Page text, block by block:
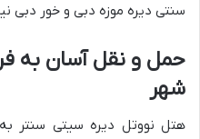
سنتی دیره موزه دبی و خور دبی
حمل و نقل آسان به
شهر
هتل نووتل دیره سیتی سنتر